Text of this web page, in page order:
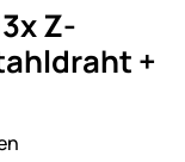
Z-
+